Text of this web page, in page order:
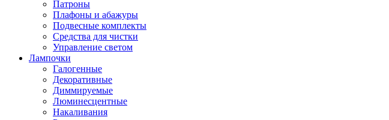
Патроны
Плафоны и абажуры
Подвесные комплекты
Средства для чистки
Управление светом
Лампочки
Галогенные
Декоративные
Диммируемые
Люминесцентные
Накаливания